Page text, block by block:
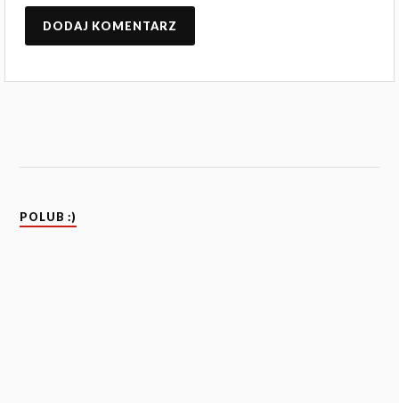
POLUB :)